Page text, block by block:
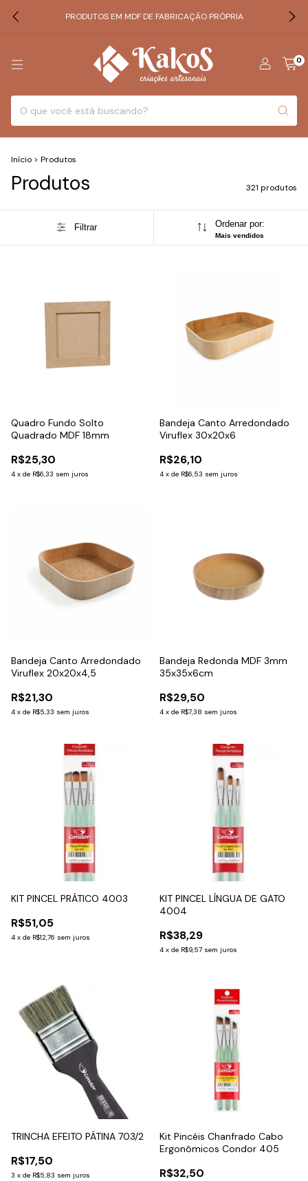
PRODUTOS EM MDF DE FABRICAÇÃO PRÓPRIA
0
Início > Produtos
Produtos 321 produtos
Filtrar Ordenar por:
Mais vendidos
Quadro Fundo Solto
Quadrado MDF 18mm
R$25,30
4 x de R$6,33 sem juros
Bandeja Canto Arredondado
Viruflex 30x20x6
R$26,10
4 x de R$6,53 sem juros
Bandeja Canto Arredondado
Viruflex 20x20x4,5
R$21,30
4 x de R$5,33 sem juros
Bandeja Redonda MDF 3mm
35x35x6cm
R$29,50
4 x de R$7,38 sem juros
KIT PINCEL PRÁTICO 4003
R$51,05
4 x de R$12,76 sem juros
KIT PINCEL LÍNGUA DE GATO
4004
R$38,29
4 x de R$9,57 sem juros
TRINCHA EFEITO PÁTINA 703/2
R$17,50
3 x de R$5,83 sem juros
Kit Pincéis Chanfrado Cabo
Ergonômicos Condor 405
R$32,50